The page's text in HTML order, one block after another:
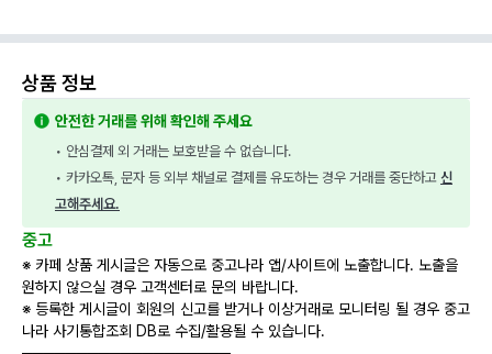
상품 정보
안전한 거래를 위해 확인해 주세요
• 안심결제 외 거래는 보호받을 수 없습니다.
• 카카오톡, 문자 등 외부 채널로 결제를 유도하는 경우 거래를 중단하고 신
고해주세요.
중고
※ 카페 상품 게시글은 자동으로 중고나라 앱/사이트에 노출합니다. 노출을
원하지 않으실 경우 고객센터로 문의 바랍니다.
※ 등록한 게시글이 회원의 신고를 받거나 이상거래로 모니터링 될 경우 중고
나라 사기통합조회 DB로 수집/활용될 수 있습니다.